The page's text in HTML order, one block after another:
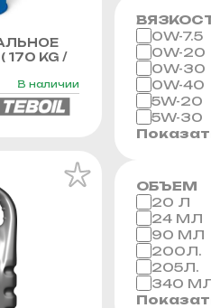
170 KG /
В наличии
0W-7.5
0W-20
0W-30
0W-40
5W-20
5W-30
ОБЪЕМ
20 Л
24 МЛ
90 МЛ
200Л.
205Л.
340